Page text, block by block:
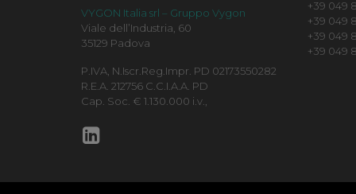
VYGON Italia srl – Gruppo Vygon
Viale dell’Industria, 60
35129 Padova
P.IVA, N.Iscr.Reg.Impr. PD 02173550282
R.E.A. 212756 C.C.I.A.A. PD
Cap. Soc. € 1.130.000 i.v.,
+39 049
+39 049
+39 049
+39 049